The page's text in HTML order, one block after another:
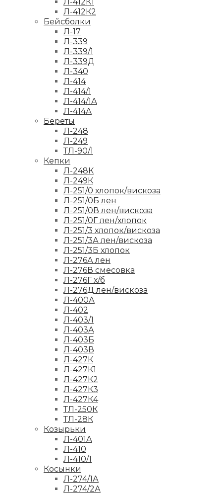
Л-412К2
Бейсболки
Л-17
Л-339
Л-339/1
Л-339Д
Л-340
Л-414
Л-414/1
Л-414/1А
Л-414А
Береты
Л-248
Л-249
ТЛ-90/1
Кепки
Л-248К
Л-249К
Л-251/0 хлопок/вискоза
Л-251/0Б лен
Л-251/0В лен/вискоза
Л-251/0Г лен/хлопок
Л-251/3 хлопок/вискоза
Л-251/3А лен/вискоза
Л-251/3Б хлопок
Л-276А лен
Л-276В смесовка
Л-276Г х/б
Л-276Д лен/вискоза
Л-400А
Л-402
Л-403/1
Л-403А
Л-403Б
Л-403В
Л-427К
Л-427К1
Л-427К2
Л-427К3
Л-427К4
ТЛ-250К
ТЛ-28К
Козырьки
Л-401А
Л-410
Л-410/1
Косынки
Л-274/1А
Л-274/2А